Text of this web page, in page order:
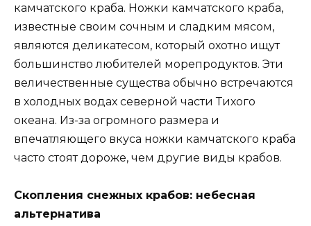
камчатского краба. Ножки камчатского краба,
известные своим сочным и сладким мясом,
являются деликатесом, который охотно ищут
большинство любителей морепродуктов. Эти
величественные существа обычно встречаются
в холодных водах северной части Тихого
океана. Из-за огромного размера и
впечатляющего вкуса ножки камчатского краба
часто стоят дороже, чем другие виды крабов.
Скопления снежных крабов: небесная
альтернатива